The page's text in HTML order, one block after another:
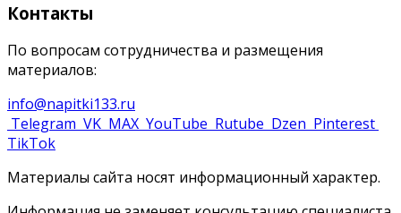
Контакты
По вопросам сотрудничества и размещения
материалов:
info@napitki133.ru
Telegram VK MAX YouTube Rutube Dzen Pinterest
TikTok
Материалы сайта носят информационный характер.